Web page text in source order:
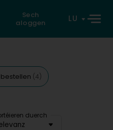
Sech
aloggen
LU
(4)
duerch